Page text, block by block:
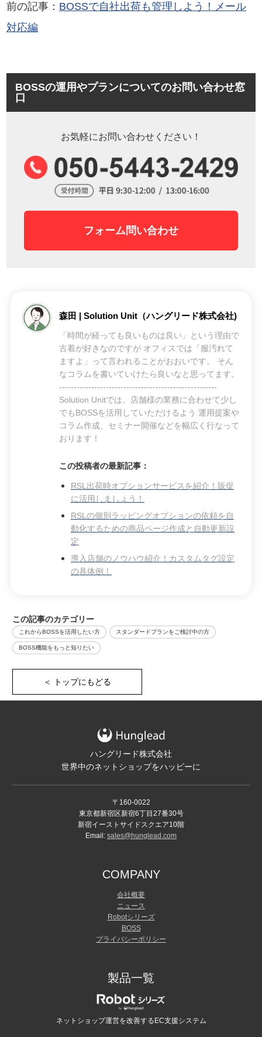
前の記事： BOSSで自社出荷も管理しよう！メール
対応編
BOSSの運用やプランについてのお問い合わせ窓
口
お気軽にお問い合わせください！
フォーム問い合わせ
森田 | Solution Unit（ハングリード株式会社)
「時間が経っても良いものは良い」という理由で
古着が好きなのですが オフィスでは「服汚れて
ますよ」って言われることがおおいです。 そん
なコラムを書いていけたら良いなと思ってます。
------------------------------------------------------
Solution Unitでは、店舗様の業務に合わせて少し
でもBOSSを活用していただけるよう 運用提案や
コラム作成、セミナー開催などを幅広く行なって
おります！
この投稿者の最新記事：
RSL出荷時オプションサービスを紹介！販促
に活用しましょう！
RSLの個別ラッピングオプションの依頼を自
動化するための商品ページ作成と自動更新設
定
導入店舗のノウハウ紹介！カスタムタグ設定
の具体例！
この記事のカテゴリー
これからBOSSを活用したい方 スタンダードプランをご検討中の方
BOSS機能をもっと知りたい
＜ トップにもどる
ハングリード株式会社
世界中のネットショップをハッピーに
〒160-0022
東京都新宿区新宿6丁目27番30号
新宿イーストサイドスクエア10階
Email: sales@hunglead.com
COMPANY
会社概要
ニュース
Robotシリーズ
BOSS
プライバシーポリシー
製品一覧
ネットショップ運営を改善するEC支援システム